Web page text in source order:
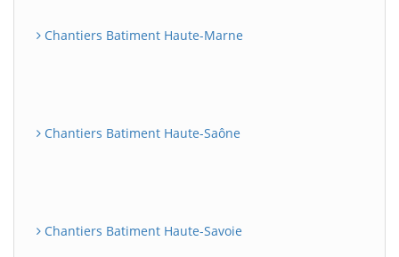
Chantiers Batiment Haute-Marne
Chantiers Batiment Haute-Saône
Chantiers Batiment Haute-Savoie